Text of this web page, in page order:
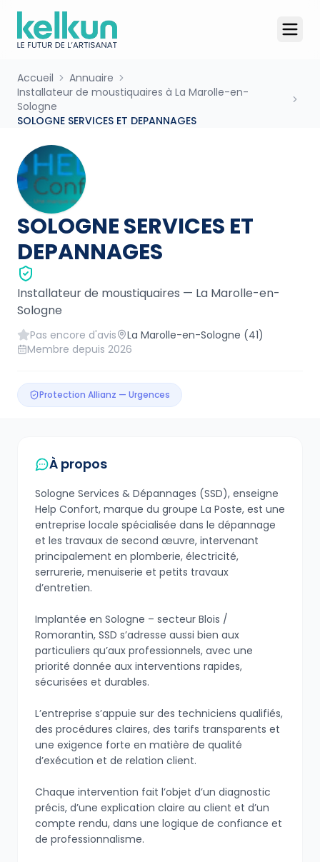
Accueil
Annuaire
Installateur de moustiquaires à La Marolle-en-
Sologne
SOLOGNE SERVICES ET DEPANNAGES
SOLOGNE SERVICES ET
DEPANNAGES
Installateur de moustiquaires — La Marolle-en-
Sologne
Pas encore d'avis La Marolle-en-Sologne (41)
Membre depuis 2026
Protection Allianz — Urgences
À propos
Sologne Services & Dépannages (SSD), enseigne
Help Confort, marque du groupe La Poste, est une
entreprise locale spécialisée dans le dépannage
et les travaux de second œuvre, intervenant
principalement en plomberie, électricité,
serrurerie, menuiserie et petits travaux
d’entretien.
Implantée en Sologne – secteur Blois /
Romorantin, SSD s’adresse aussi bien aux
particuliers qu’aux professionnels, avec une
priorité donnée aux interventions rapides,
sécurisées et durables.
L’entreprise s’appuie sur des techniciens qualifiés,
des procédures claires, des tarifs transparents et
une exigence forte en matière de qualité
d’exécution et de relation client.
Chaque intervention fait l’objet d’un diagnostic
précis, d’une explication claire au client et d’un
compte rendu, dans une logique de confiance et
de professionnalisme.